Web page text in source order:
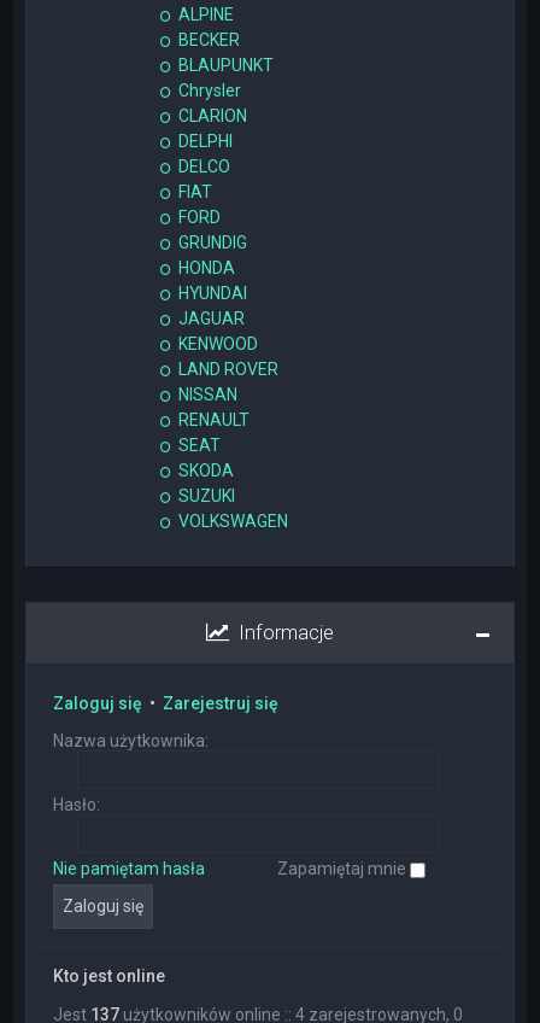
ALPINE
BECKER
BLAUPUNKT
Chrysler
CLARION
DELPHI
DELCO
FIAT
FORD
GRUNDIG
HONDA
HYUNDAI
JAGUAR
KENWOOD
LAND ROVER
NISSAN
RENAULT
SEAT
SKODA
SUZUKI
VOLKSWAGEN
Informacje
Zaloguj się • Zarejestruj się
Nazwa użytkownika:
Hasło:
Nie pamiętam hasła Zapamiętaj mnie
Kto jest online
Jest 137 użytkowników online :: 4 zarejestrowanych, 0